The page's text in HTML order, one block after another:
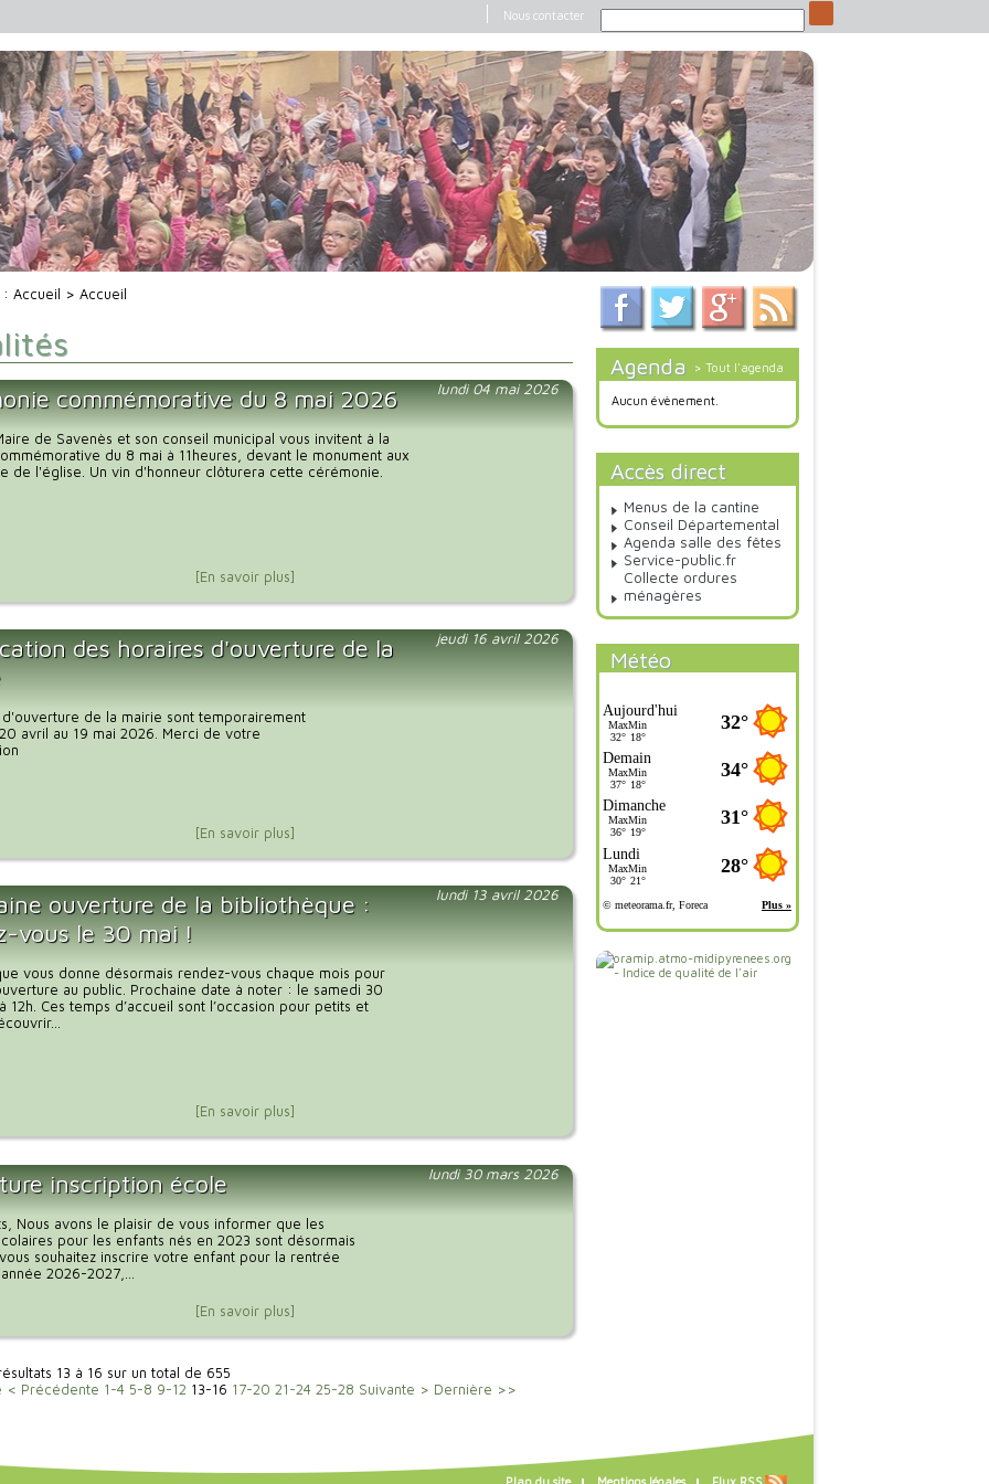
Nous contacter
:Accueil > Accueil
lundi 04 mai 2026
commémorative du 8 mai 2026
de Savenès et son conseil municipal vous invitent à la
du 8 mai à 11heures, devant le monument aux
de l'église. Un vin d'honneur clôturera cette cérémonie.
[En savoir plus]
jeudi 16 avril 2026
des horaires d'ouverture de la
d'ouverture de la mairie sont temporairement
avril au 19 mai 2026. Merci de votre
[En savoir plus]
lundi 13 avril 2026
ouverture de la bibliothèque :
vous le 30 mai !
vous donne désormais rendez-vous chaque mois pour
au public. Prochaine date à noter : le samedi 30
12h. Ces temps d’accueil sont l’occasion pour petits et
[En savoir plus]
lundi 30 mars 2026
inscription école
Nous avons le plaisir de vous informer que les
pour les enfants nés en 2023 sont désormais
souhaitez inscrire votre enfant pour la rentrée
2026-2027,...
[En savoir plus]
13 à 16 sur un total de 655
< Précédente 1-4 5-8 9-12 13-16 17-20 21-24 25-28 Suivante > Dernière >>
Agenda > Tout l'agenda
Aucun évènement.
Accès direct
Menus de la cantine
Conseil Départemental
Agenda salle des fêtes
Service-public.fr
Collecte ordures
ménagères
Météo